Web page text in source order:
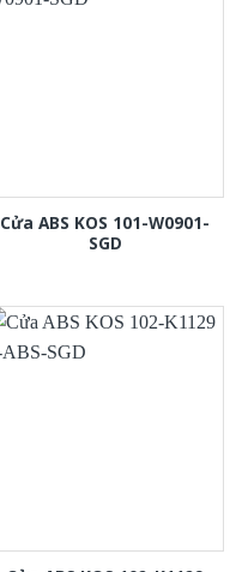
Cửa ABS KOS 101-W0901-
SGD